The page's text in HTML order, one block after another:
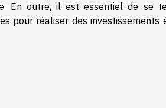
En outre, il est essentiel de se
pour réaliser des investissements